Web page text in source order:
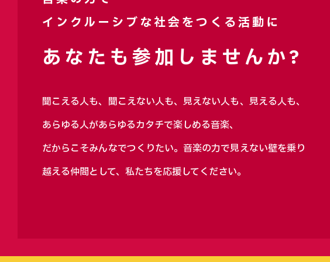
インクルーシブな社会をつくる活動に
あなたも参加しませんか?
聞こえる人も、聞こえない人も、見えない人も、見える人も、
あらゆる人があらゆるカタチで楽しめる音楽、
だからこそみんなでつくりたい。音楽の力で見えない壁を乗り
越える仲間として、私たちを応援してください。